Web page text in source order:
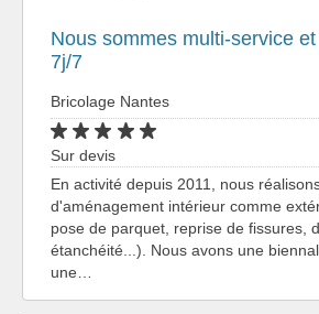
Nous sommes multi-service
7j/7
Bricolage Nantes
Sur devis
En activité depuis 2011, nous
d'aménagement intérieur comme
pose de parquet, reprise de fissures,
étanchéité...). Nous avons une
une…